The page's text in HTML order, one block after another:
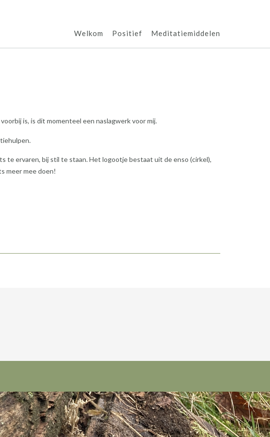
Welkom Positief Meditatiemiddelen
is, is dit momenteel een naslagwerk voor mij.
te ervaren, bij stil te staan. Het logootje bestaat uit de enso (cirkel),
meer mee doen!